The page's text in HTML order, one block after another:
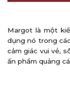
Margot là một
dụng nó trong
cảm giác vui vẻ,
ấn phẩm quảng